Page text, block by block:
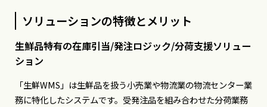
ソリューションの特徴とメリット
生鮮品特有の在庫引当/発注ロジック/分荷支援ソリュー
ション
「生鮮WMS」は生鮮品を扱う小売業や物流業の物流センター業
務に特化したシステムです。受発注品を組み合わせた分荷業務